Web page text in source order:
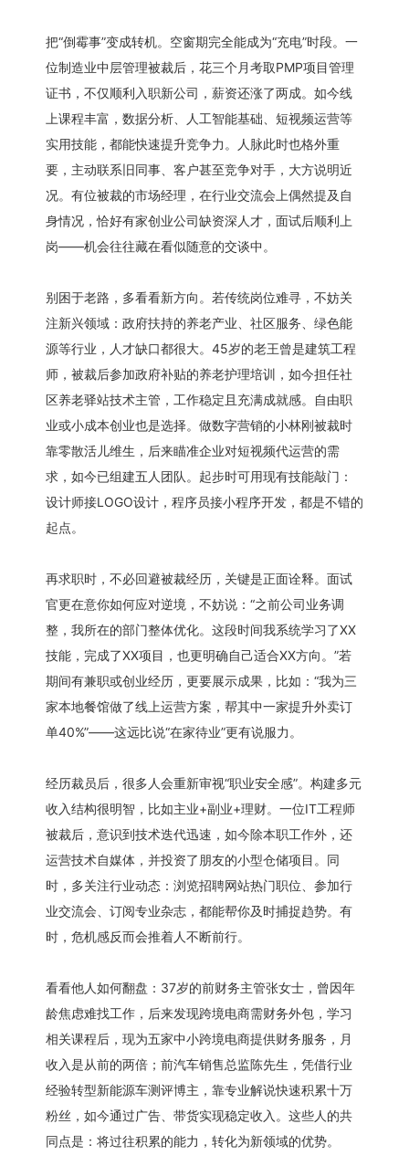
把“倒霉事”变成转机。空窗期完全能成为“充电”时段。一
位制造业中层管理被裁后，花三个月考取PMP项目管理
证书，不仅顺利入职新公司，薪资还涨了两成。如今线
上课程丰富，数据分析、人工智能基础、短视频运营等
实用技能，都能快速提升竞争力。人脉此时也格外重
要，主动联系旧同事、客户甚至竞争对手，大方说明近
况。有位被裁的市场经理，在行业交流会上偶然提及自
身情况，恰好有家创业公司缺资深人才，面试后顺利上
岗——机会往往藏在看似随意的交谈中。
别困于老路，多看看新方向。若传统岗位难寻，不妨关
注新兴领域：政府扶持的养老产业、社区服务、绿色能
源等行业，人才缺口都很大。45岁的老王曾是建筑工程
师，被裁后参加政府补贴的养老护理培训，如今担任社
区养老驿站技术主管，工作稳定且充满成就感。自由职
业或小成本创业也是选择。做数字营销的小林刚被裁时
靠零散活儿维生，后来瞄准企业对短视频代运营的需
求，如今已组建五人团队。起步时可用现有技能敲门：
设计师接LOGO设计，程序员接小程序开发，都是不错的
起点。
再求职时，不必回避被裁经历，关键是正面诠释。面试
官更在意你如何应对逆境，不妨说：“之前公司业务调
整，我所在的部门整体优化。这段时间我系统学习了XX
技能，完成了XX项目，也更明确自己适合XX方向。”若
期间有兼职或创业经历，更要展示成果，比如：“我为三
家本地餐馆做了线上运营方案，帮其中一家提升外卖订
单40%”——这远比说“在家待业”更有说服力。
经历裁员后，很多人会重新审视“职业安全感”。构建多元
收入结构很明智，比如主业+副业+理财。一位IT工程师
被裁后，意识到技术迭代迅速，如今除本职工作外，还
运营技术自媒体，并投资了朋友的小型仓储项目。同
时，多关注行业动态：浏览招聘网站热门职位、参加行
业交流会、订阅专业杂志，都能帮你及时捕捉趋势。有
时，危机感反而会推着人不断前行。
看看他人如何翻盘：37岁的前财务主管张女士，曾因年
龄焦虑难找工作，后来发现跨境电商需财务外包，学习
相关课程后，现为五家中小跨境电商提供财务服务，月
收入是从前的两倍；前汽车销售总监陈先生，凭借行业
经验转型新能源车测评博主，靠专业解说快速积累十万
粉丝，如今通过广告、带货实现稳定收入。这些人的共
同点是：将过往积累的能力，转化为新领域的优势。